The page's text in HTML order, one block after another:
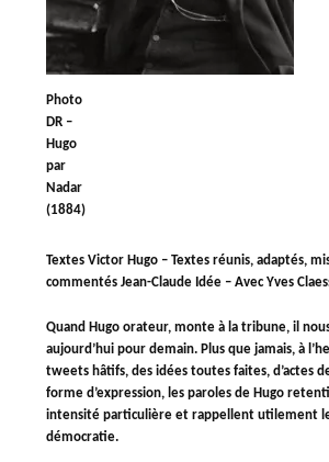
Photo
DR –
Hugo
par
Nadar
(1884)
Textes Victor Hugo – Textes réunis, adaptés,
commentés Jean-Claude Idée – Avec Yves
Quand Hugo orateur, monte à la tribune, il
aujourd’hui pour demain. Plus que jamais, à
tweets hâtifs, des idées toutes faites, d’actes
forme d’expression, les paroles de Hugo
intensité particulière et rappellent utilement
démocratie.